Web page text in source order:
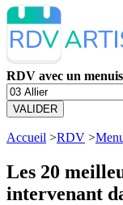
RDV avec un
VALIDER
Accueil >RDV >
Les 20
intervenant